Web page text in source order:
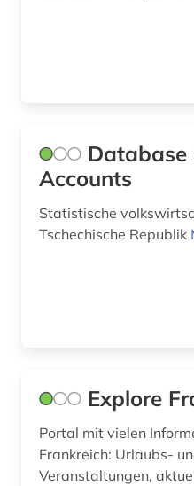
rechtsgeschichte (1)
russland (4)
schweiz (3)
sicherheit (1)
Accounts
Statistische
Tschechische Republik
Explore
Portal mit vielen
Frankreich: Urlaubs-
Veranstaltungen,